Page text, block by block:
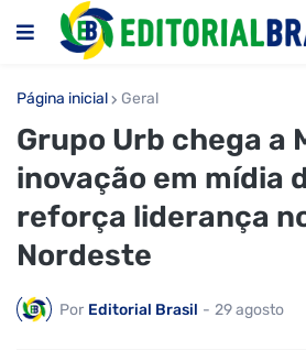
Página inicial Geral
Grupo Urb chega a
inovação em mídia
reforça liderança
Nordeste
Por Editorial Brasil - 29 agosto